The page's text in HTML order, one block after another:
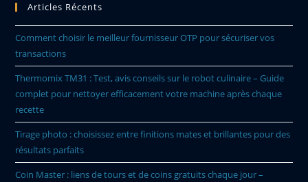
Articles Récents
Comment choisir le meilleur fournisseur OTP pour sécuriser vos
transactions
Thermomix TM31 : Test, avis conseils sur le robot culinaire – Guide
complet pour nettoyer efficacement votre machine après chaque
recette
Tirage photo : choisissez entre finitions mates et brillantes pour des
résultats parfaits
Coin Master : liens de tours et de coins gratuits chaque jour –